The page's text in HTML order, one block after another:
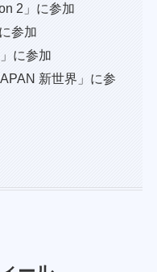
2」に参加
参加
に参加
新世界」に参